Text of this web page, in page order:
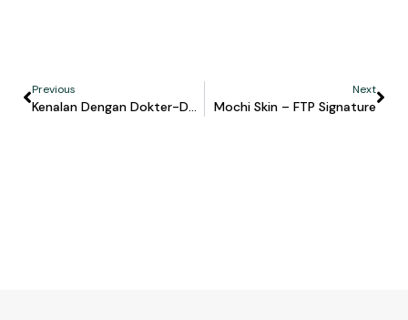
Previous
Kenalan Dengan Dokter-Dokter Aesthetic Di FTP Aesthetics Clinic
Next
Mochi Skin – FTP Signature